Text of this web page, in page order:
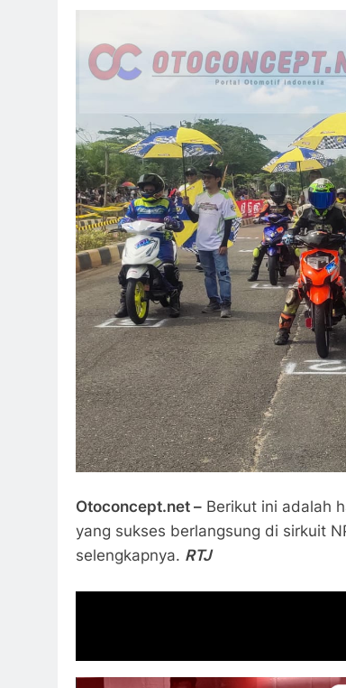
Otoconcept.net – Berikut ini adalah
yang sukses berlangsung di sirkuit
selengkapnya. RTJ